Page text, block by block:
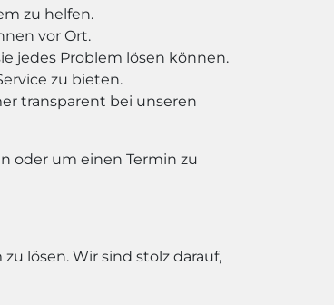
zu helfen.
vor Ort.
jedes Problem lösen können.
zu bieten.
transparent bei unseren
oder um einen Termin zu
lösen. Wir sind stolz darauf,